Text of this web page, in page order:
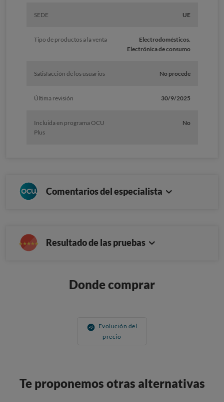
SEDE UE
Tipo de productos a la venta
Electrodomésticos.
Electrónica de consumo
Satisfacción de los usuarios No procede
Última revisión 30/9/2025
Incluida en programa OCU
Plus
No
Comentarios del especialista
Resultado de las pruebas
Donde comprar
Evolución del
precio
Te proponemos otras alternativas